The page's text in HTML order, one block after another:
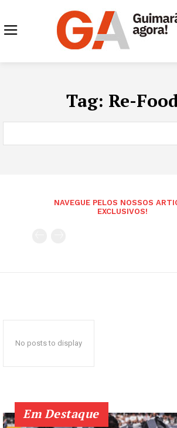
Tag: Re-
NAVEGUE PELOS NOSSOS
EXCLUSIVOS!
No posts to display
Em Destaque